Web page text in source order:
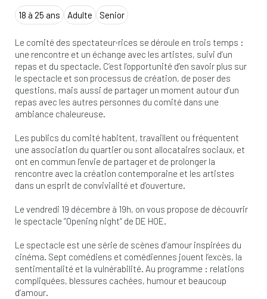
18 à 25 ans Adulte Senior
Le comité des spectateur·rices se déroule en trois temps :
une rencontre et un échange avec les artistes, suivi d’un
repas et du spectacle. C’est l’opportunité d’en savoir plus sur
le spectacle et son processus de création, de poser des
questions, mais aussi de partager un moment autour d’un
repas avec les autres personnes du comité dans une
ambiance chaleureuse.
Les publics du comité habitent, travaillent ou fréquentent
une association du quartier ou sont allocataires sociaux, et
ont en commun l’envie de partager et de prolonger la
rencontre avec la création contemporaine et les artistes
dans un esprit de convivialité et d’ouverture.
Le vendredi 19 décembre à 19h, on vous propose de découvrir
le spectacle ’’Opening night’’ de DE HOE.
Le spectacle est une série de scènes d’amour inspirées du
cinéma. Sept comédiens et comédiennes jouent l’excès, la
sentimentalité et la vulnérabilité. Au programme : relations
compliquées, blessures cachées, humour et beaucoup
d’amour.